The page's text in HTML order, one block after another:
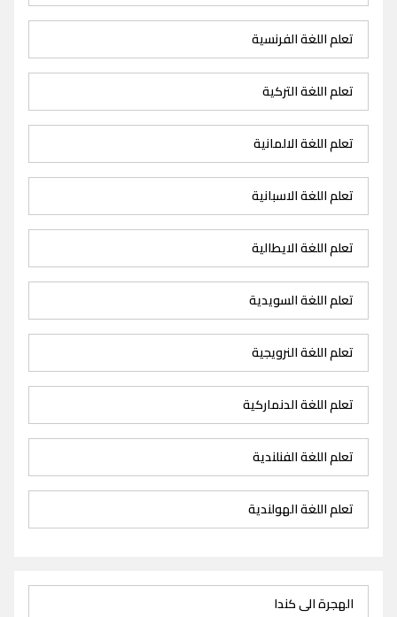
تعلم اللغة الفرنسية
تعلم اللغة التركية
تعلم اللغة الالمانية
تعلم اللغة الاسبانية
تعلم اللغة الايطالية
تعلم اللغة السويدية
تعلم اللغة النرويجية
تعلم اللغة الدنماركية
تعلم اللغة الفنلندية
تعلم اللغة الهولندية
الهجرة الى كندا